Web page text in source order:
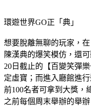
環遊世界GO正「典」
想要脫離無聊的玩家，
陳漢典的爆笑模仿，還
20日截止的【百變笑彈
定虛寶；而進入廳館進
前100名者可拿到大獎，
之前每個周末舉辦的舉